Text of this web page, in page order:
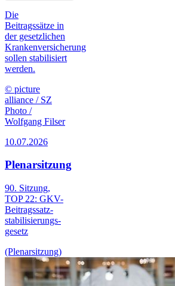
Die
Beitragssätze in
der gesetzlichen
Krankenversicherung
sollen stabilisiert
werden.
© picture
alliance / SZ
Photo /
Wolfgang Filser
10.07.2026
Plenarsitzung
90. Sitzung,
TOP 22: GKV-
Beitrags­satz­
stabilisierungs­
gesetz
(Plenarsitzung)